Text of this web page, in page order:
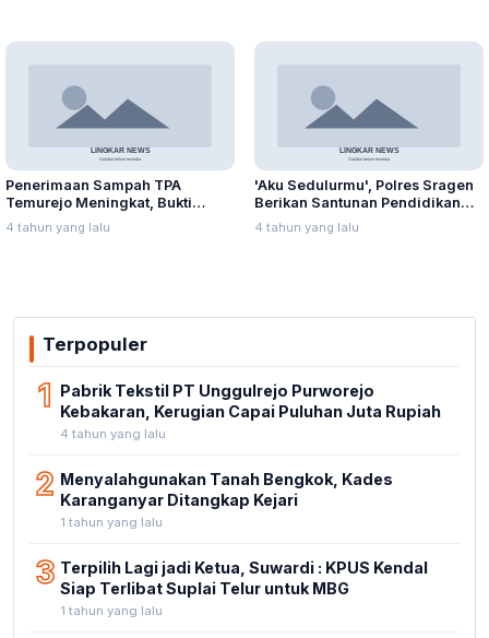
Penerimaan Sampah TPA
Temurejo Meningkat, Bukti
Masyarakat Blora Peduli
Kebersihan
4 tahun yang lalu
'Aku Sedulurmu', Polres Sragen
Berikan Santunan Pendidikan
Anak Yatim Piatu
4 tahun yang lalu
Terpopuler
1 Pabrik Tekstil PT Unggulrejo Purworejo
Kebakaran, Kerugian Capai Puluhan Juta Rupiah
4 tahun yang lalu
2 Menyalahgunakan Tanah Bengkok, Kades
Karanganyar Ditangkap Kejari
1 tahun yang lalu
3 Terpilih Lagi jadi Ketua, Suwardi : KPUS Kendal
Siap Terlibat Suplai Telur untuk MBG
1 tahun yang lalu